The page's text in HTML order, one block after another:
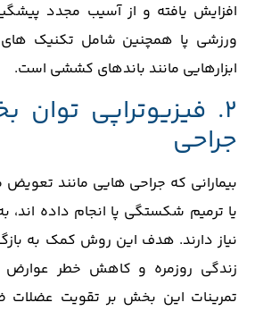
افزایش یافته و از آسیب‌ مجدد
ورزشی پا همچنین شامل تکنیک ‌های
ابزارهایی مانند باندهای کششی است.
2. فیزیوتراپی
جراحی
بیمارانی که جراحی‌ هایی مانند تعویض
یا ترمیم شکستگی پا انجام داده‌ اند،
نیاز دارند. هدف این روش کمک به
زندگی روزمره و کاهش خطر
تمرینات این بخش بر تقویت